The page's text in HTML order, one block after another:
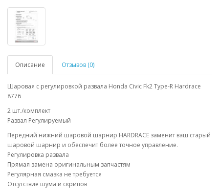
Описание Отзывов (0)
Шаровая с регулировкой развала Honda Civic Fk2 Type-R Hardrace
8776
2 шт./комплект
Развал Регулируемый
Передний нижний шаровой шарнир HARDRACE заменит ваш старый
шаровой шарнир и обеспечит более точное управление.
Регулировка развала
Прямая замена оригинальным запчастям
Регулярная смазка не требуется
Отсутствие шума и скрипов